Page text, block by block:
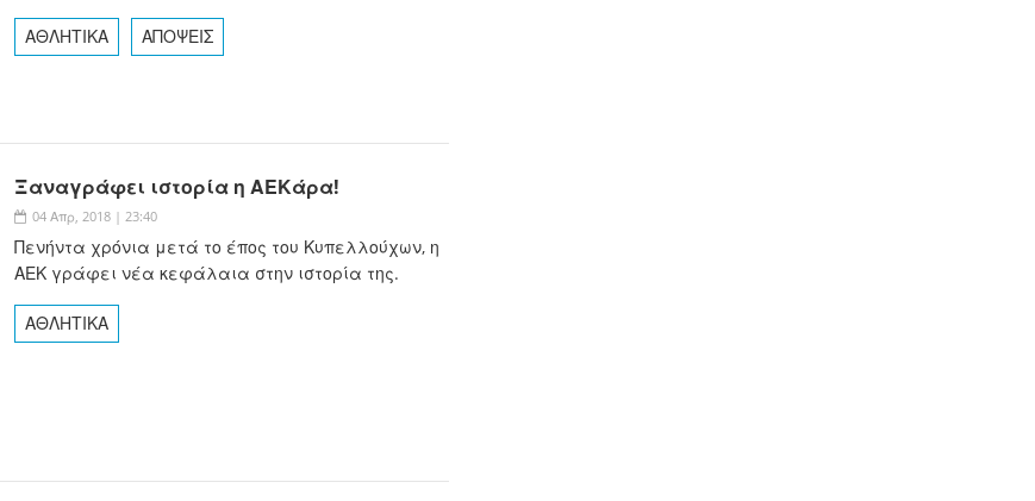
ΑΘΛΗΤΙΚΑ ΑΠΟΨΕΙΣ
Ξαναγράφει ιστορία η ΑΕΚάρα!
04 Απρ, 2018 | 23:40
Πενήντα χρόνια μετά το έπος του Κυπελλούχων, η
ΑΕΚ γράφει νέα κεφάλαια στην ιστορία της.
ΑΘΛΗΤΙΚΑ